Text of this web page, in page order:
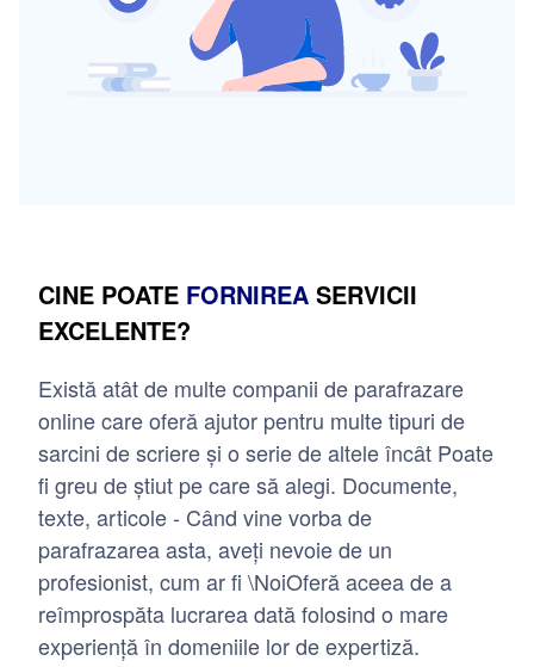
CINE POATE FORNIREA SERVICII
EXCELENTE?
Există atât de multe companii de parafrazare
online care oferă ajutor pentru multe tipuri de
sarcini de scriere și o serie de altele încât Poate
fi greu de știut pe care să alegi. Documente,
texte, articole - Când vine vorba de
parafrazarea asta, aveți nevoie de un
profesionist, cum ar fi \NoiOferă aceea de a
reîmprospăta lucrarea dată folosind o mare
experiență în domeniile lor de expertiză.